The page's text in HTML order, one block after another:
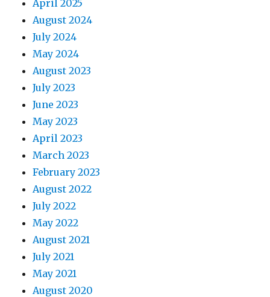
April 2025
August 2024
July 2024
May 2024
August 2023
July 2023
June 2023
May 2023
April 2023
March 2023
February 2023
August 2022
July 2022
May 2022
August 2021
July 2021
May 2021
August 2020